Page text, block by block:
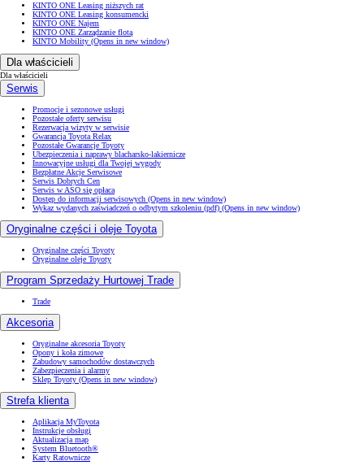
KINTO ONE Leasing niższych rat
KINTO ONE Leasing konsumencki
KINTO ONE Najem
KINTO ONE Zarządzanie flotą
KINTO Mobility (Opens in new window)
Dla właścicieli
Dla właścicieli
Serwis
Promocje i sezonowe usługi
Pozostałe oferty serwisu
Rezerwacja wizyty w serwisie
Gwarancja Toyota Relax
Pozostałe Gwarancje Toyoty
Ubezpieczenia i naprawy blacharsko-lakiernicze
Innowacyjne usługi dla Twojej wygody
Bezpłatne Akcje Serwisowe
Serwis Dobrych Cen
Serwis w ASO się opłaca
Dostęp do informacji serwisowych (Opens in new window)
Wykaz wydanych zaświadczeń o odbytym szkoleniu (pdf) (Opens in new window)
Oryginalne części i oleje Toyota
Oryginalne części Toyoty
Oryginalne oleje Toyoty
Program Sprzedaży Hurtowej Trade
Trade
Akcesoria
Oryginalne akcesoria Toyoty
Opony i koła zimowe
Zabudowy samochodów dostawczych
Zabezpieczenia i alarmy
Sklep Toyoty (Opens in new window)
Strefa klienta
Aplikacja MyToyota
Instrukcje obsługi
Aktualizacja map
System Bluetooth®
Karty Ratownicze